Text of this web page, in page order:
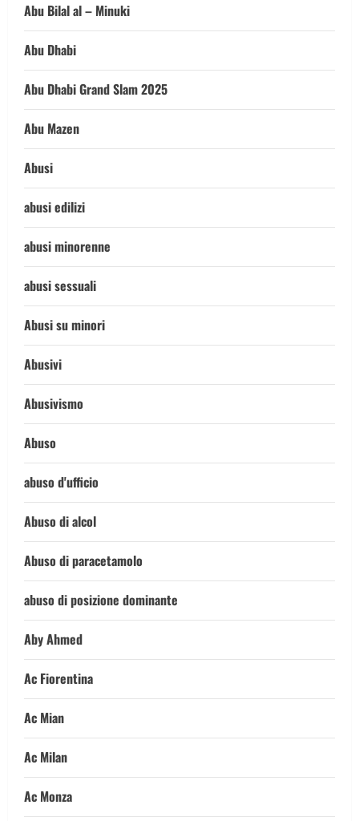
Abu Bilal al – Minuki
Abu Dhabi
Abu Dhabi Grand Slam 2025
Abu Mazen
Abusi
abusi edilizi
abusi minorenne
abusi sessuali
Abusi su minori
Abusivi
Abusivismo
Abuso
abuso d'ufficio
Abuso di alcol
Abuso di paracetamolo
abuso di posizione dominante
Aby Ahmed
Ac Fiorentina
Ac Mian
Ac Milan
Ac Monza